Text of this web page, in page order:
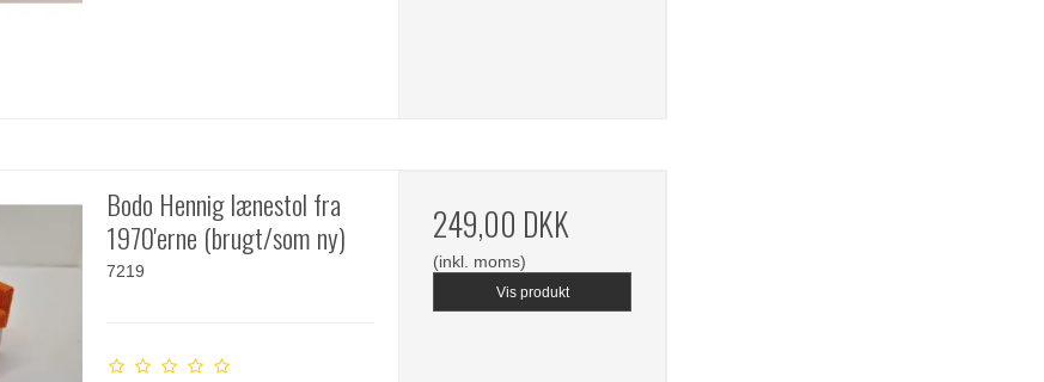
Bodo Hennig lænestol fra
1970'erne (brugt/som ny)
7219
249,00 DKK
(inkl. moms)
Vis produkt